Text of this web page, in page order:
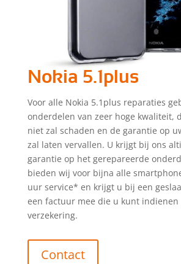
Nokia 5.1plus
Voor alle Nokia 5.1plus reparaties
onderdelen van zeer hoge kwaliteit,
niet zal schaden en de garantie op
zal laten vervallen. U krijgt bij ons
garantie op het gerepareerde
bieden wij voor bijna alle
uur service* en krijgt u bij een
een factuur mee die u kunt
verzekering.
Contact